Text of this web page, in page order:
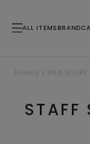
ALL ITEMS BRAND
Roomy’s WEB
STAFF